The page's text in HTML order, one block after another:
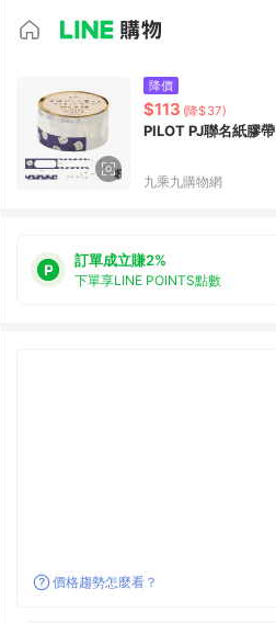
降價
$113 (降$37)
PILOT PJ聯名紙膠帶
九乘九購物網
訂單成立賺2%
下單享LINE POINTS點數
價格趨勢怎麼看？